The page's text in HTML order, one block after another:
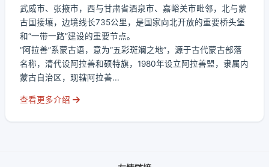
武威市、张掖市，西与甘肃省酒泉市、嘉峪关市毗邻，北与蒙
古国接壤，边境线长735公里，是国家向北开放的重要桥头堡
和“一带一路”建设的重要节点。
“阿拉善”系蒙古语，意为“五彩斑斓之地”，源于古代蒙古部落
名称，清代设阿拉善和硕特旗，1980年设立阿拉善盟，隶属内
蒙古自治区，现辖阿拉善...
查看更多介绍